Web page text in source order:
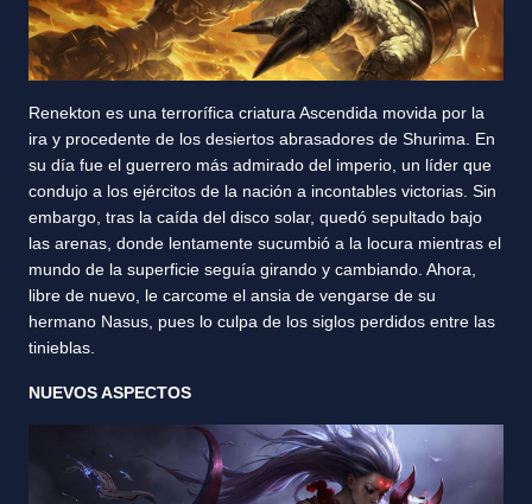
Renekton es una terrorífica criatura Ascendida movida por la
ira y procedente de los desiertos abrasadores de Shurima. En
su día fue el guerrero más admirado del imperio, un líder que
condujo a los ejércitos de la nación a incontables victorias. Sin
embargo, tras la caída del disco solar, quedó sepultado bajo
las arenas, donde lentamente sucumbió a la locura mientras el
mundo de la superficie seguía girando y cambiando. Ahora,
libre de nuevo, le carcome el ansia de vengarse de su
hermano Nasus, pues lo culpa de los siglos perdidos entre las
tinieblas.
NUEVOS ASPECTOS